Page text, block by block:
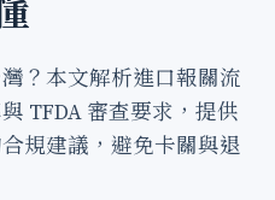
？本文解析進口報關流
TFDA 審查要求，提供
規建議，避免卡關與退